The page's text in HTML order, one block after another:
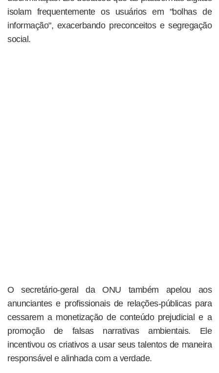
isolam frequentemente os usuários em "bolhas de
informação", exacerbando preconceitos e segregação
social.
O secretário-geral da ONU também apelou aos
anunciantes e profissionais de relações-públicas para
cessarem a monetização de conteúdo prejudicial e a
promoção de falsas narrativas ambientais. Ele
incentivou os criativos a usar seus talentos de maneira
responsável e alinhada com a verdade.